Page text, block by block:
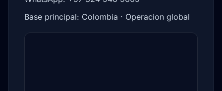
Base principal: Colombia · Operacion global